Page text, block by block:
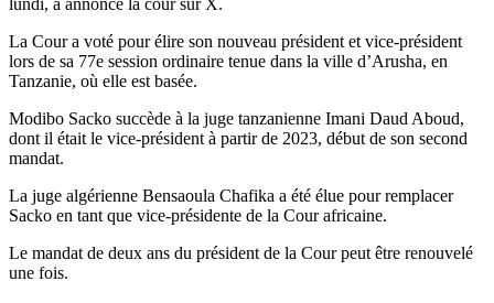
La Cour a voté pour élire son nouveau président et vice-président
lors de sa 77e session ordinaire tenue dans la ville d’Arusha, en
Tanzanie, où elle est basée.
Modibo Sacko succède à la juge tanzanienne Imani Daud Aboud,
dont il était le vice-président à partir de 2023, début de son second
mandat.
La juge algérienne Bensaoula Chafika a été élue pour remplacer
Sacko en tant que vice-présidente de la Cour africaine.
Le mandat de deux ans du président de la Cour peut être renouvelé
une fois.